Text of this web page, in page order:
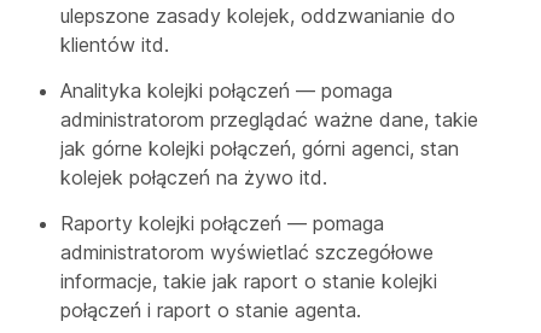
ulepszone zasady kolejek, oddzwanianie do
klientów itd.
Analityka kolejki połączeń — pomaga
administratorom przeglądać ważne dane, takie
jak górne kolejki połączeń, górni agenci, stan
kolejek połączeń na żywo itd.
Raporty kolejki połączeń — pomaga
administratorom wyświetlać szczegółowe
informacje, takie jak raport o stanie kolejki
połączeń i raport o stanie agenta.